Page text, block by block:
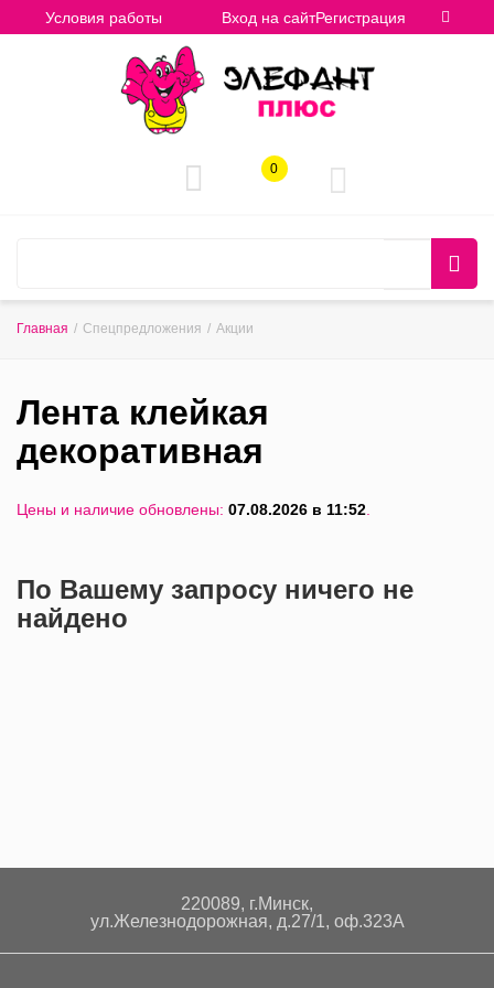
Условия работы Вход на сайтРегистрация
0
Главная / Спецпредложения / Акции
Лента клейкая
декоративная
Цены и наличие обновлены: 07.08.2026 в 11:52.
По Вашему запросу ничего не
найдено
220089, г.Минск,
ул.Железнодорожная, д.27/1, оф.323А